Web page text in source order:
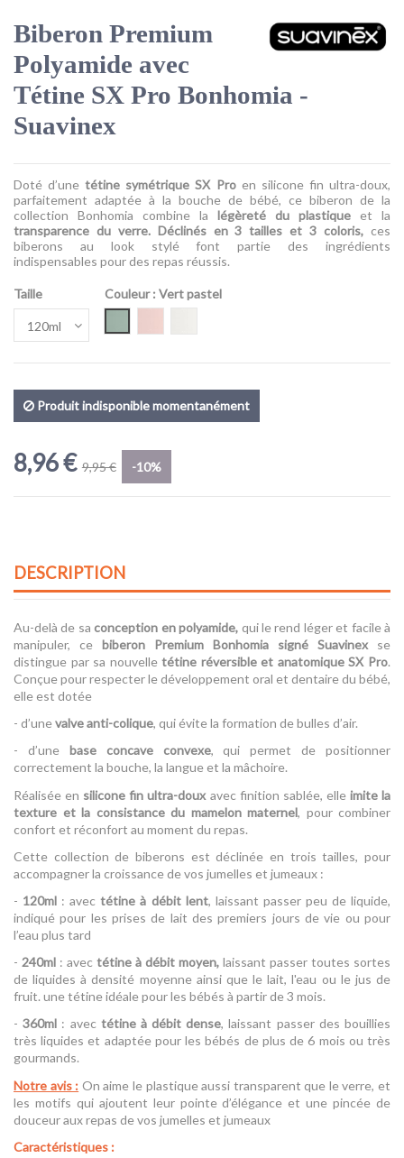
Biberon Premium
Polyamide avec
Tétine SX Pro Bonhomia -
Suavinex
Doté d’unetétine symétrique SX Proen silicone fin ultra-doux,
parfaitement adaptée à la bouche de bébé, ce biberon de la
collection Bonhomia combine la légèreté du plastique et la
transparence du verre. Déclinés en 3 tailles et 3 coloris, ces
biberons au look stylé font partie des ingrédients
indispensables pour des repas réussis.
Taille Couleur: Vert pastel
Produit indisponible momentanément
8,96 € 9,95 € -10%
DESCRIPTION
Au-delà de sa conception en polyamide, qui le rend léger et facile à
manipuler, ce biberon Premium Bonhomia signé Suavinexse
distingue par sa nouvelletétine réversible et anatomique SX Pro.
Conçue pour respecter le développement oral et dentaire du bébé,
elle est dotée
- d’unevalve anti-colique, qui évite la formation de bulles d’air.
- d’une base concave convexe, qui permet de positionner
correctement la bouche, la langue et la mâchoire.
Réalisée en silicone fin ultra-douxavec finition sablée, elle imite la
texture et la consistance du mamelon maternel, pour combiner
confort et réconfort au moment du repas.
Cette collection de biberons est déclinée en trois tailles, pour
accompagner la croissance de vos jumelles et jumeaux :
- 120ml : avectétine à débit lent, laissant passer peu de liquide,
indiqué pour les prises de lait des premiers jours de vie ou pour
l’eau plus tard
- 240ml : avec tétine à débit moyen, laissant passer toutes sortes
de liquides à densité moyenne ainsi que le lait, l'eau ou le jus de
fruit. une tétine idéale pour les bébés à partir de 3 mois.
-360ml : avec tétine à débit dense, laissant passer des bouillies
très liquides et adaptée pour les bébés de plus de 6 mois ou très
gourmands.
Notre avis : On aime le plastique aussi transparent que le verre, et
les motifs qui ajoutent leur pointe d’élégance et une pincée de
douceur aux repas de vos jumelles et jumeaux
Caractéristiques :